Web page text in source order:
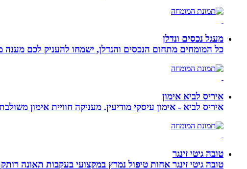
מעגל נכסים ונדלן
כל המומחים מתחום הנכסים והנדלן, ישמחו להעניק לכם מענה
איריס לביא אימון
איריס לביא - אימון עיסקי מודיעין. מעניקה חוויית אימון
טובה גיטי זינגר